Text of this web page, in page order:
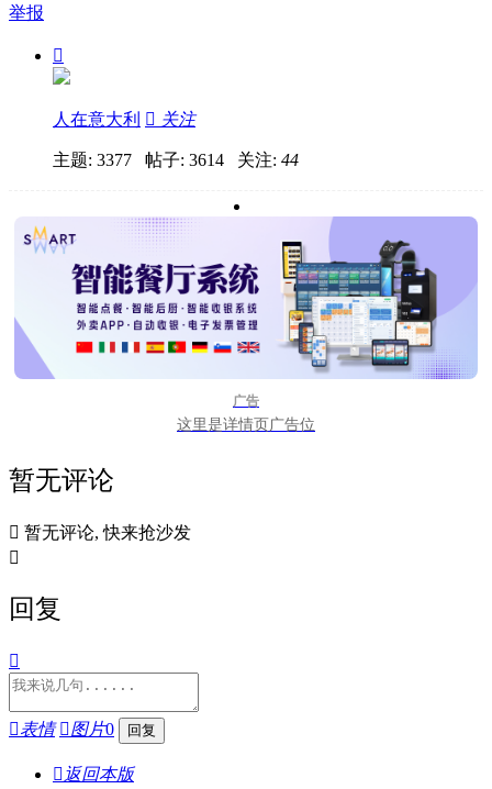
举报

人在意大利  关注
主题: 3377 帖子: 3614 关注: 44
广告
这里是详情页广告位
暂无评论
 暂无评论, 快来抢沙发

回复

表情 图片0
 返回本版